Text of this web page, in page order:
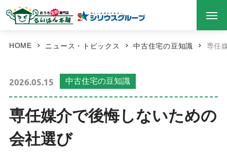
HOME ニュース・トピックス 中古住宅の豆知識 専任
2026.05.15 中古住宅の豆知識
専任媒介で後悔しないための
会社選び